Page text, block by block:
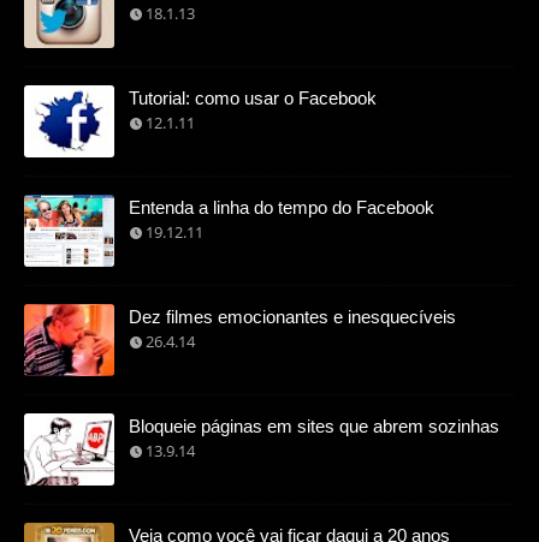
18.1.13
Tutorial: como usar o Facebook
12.1.11
Entenda a linha do tempo do Facebook
19.12.11
Dez filmes emocionantes e inesquecíveis
26.4.14
Bloqueie páginas em sites que abrem sozinhas
13.9.14
Veja como você vai ficar daqui a 20 anos